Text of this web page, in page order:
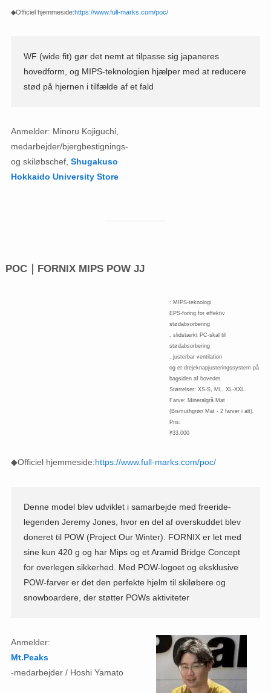
◆Officiel hjemmeside:https://www.full-marks.com/poc/
WF (wide fit) gør det nemt at tilpasse sig japaneres
hovedform, og MIPS-teknologien hjælper med at reducere
stød på hjernen i tilfælde af et fald
Anmelder: Minoru Kojiguchi,
medarbejder/bjergbestignings-
og skiløbschef, Shugakuso
Hokkaido University Store
POC｜FORNIX MIPS POW JJ
: MIPS-teknologi
EPS-foring for effektiv
stødabsorbering
, slidstærkt PC-skal til
stødabsorbering
, justerbar ventilation
og et drejeknapjusteringssystem på
bagsiden af ​​hovedet.
Størrelser: XS-S, ML, XL-XXL.
Farve: Mineralgrå Mat
(Bismuthgrøn Mat - 2 farver i alt).
Pris:
¥33.000
◆Officiel hjemmeside:https://www.full-marks.com/poc/
Denne model blev udviklet i samarbejde med freeride-
legenden Jeremy Jones, hvor en del af overskuddet blev
doneret til POW (Project Our Winter). FORNIX er let med
sine kun 420 g og har Mips og et Aramid Bridge Concept
for overlegen sikkerhed. Med POW-logoet og eksklusive
POW-farver er det den perfekte hjelm til skiløbere og
snowboardere, der støtter POWs aktiviteter
Anmelder:
Mt.Peaks
-medarbejder / Hoshi Yamato